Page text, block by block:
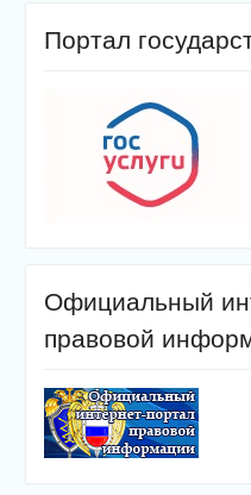
Портал
Официальный
правовой